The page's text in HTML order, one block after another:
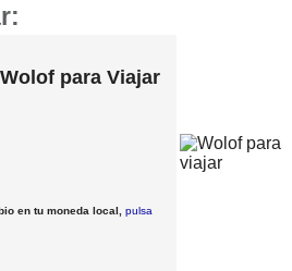
para Viajar
en tu moneda local, pulsa